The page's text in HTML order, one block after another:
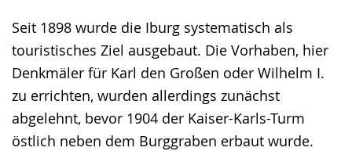
Seit 1898 wurde die Iburg systematisch als
touristisches Ziel ausgebaut. Die Vorhaben, hier
Denkmäler für Karl den Großen oder Wilhelm I.
zu errichten, wurden allerdings zunächst
abgelehnt, bevor 1904 der Kaiser-Karls-Turm
östlich neben dem Burggraben erbaut wurde.